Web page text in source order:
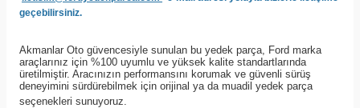
geçebilirsiniz.
Akmanlar Oto güvencesiyle sunulan bu yedek parça, Ford marka
araçlarınız için %100 uyumlu ve yüksek kalite standartlarında
üretilmiştir. Aracınızın performansını korumak ve güvenli sürüş
deneyimini sürdürebilmek için orijinal ya da muadil yedek parça
seçenekleri sunuyoruz.